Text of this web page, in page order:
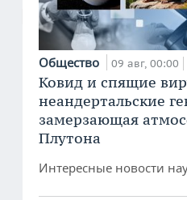
Общество 09 авг, 00:00
Ковид и спящие
неандертальские
замерзающая
Плутона
Интересные новости